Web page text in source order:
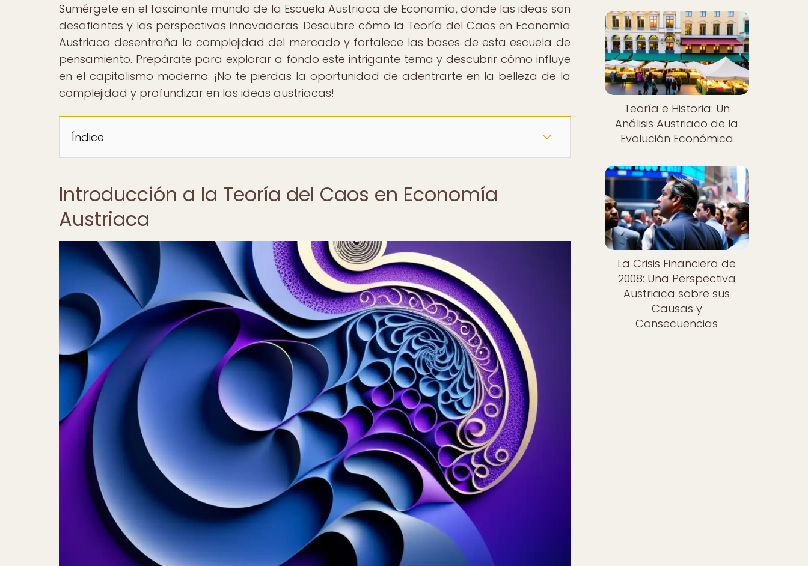
Sumérgete en el fascinante mundo de la Escuela Austriaca de Economía, donde las ideas son
desafiantes y las perspectivas innovadoras. Descubre cómo la Teoría del Caos en Economía
Austriaca desentraña la complejidad del mercado y fortalece las bases de esta escuela de
pensamiento. Prepárate para explorar a fondo este intrigante tema y descubrir cómo influye
en el capitalismo moderno. ¡No te pierdas la oportunidad de adentrarte en la belleza de la
complejidad y profundizar en las ideas austriacas!
Índice
Introducción a la Teoría del Caos en Economía
Austriaca
Teoría e Historia: Un
Análisis Austriaco de la
Evolución Económica
La Crisis Financiera de
2008: Una Perspectiva
Austriaca sobre sus
Causas y
Consecuencias